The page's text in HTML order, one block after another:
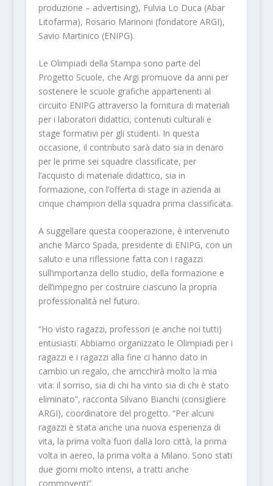
produzione – advertising), Fulvia Lo Duca (Abar
Litofarma), Rosario Marinoni (fondatore ARGI),
Savio Martinico (ENIPG).
Le Olimpiadi della Stampa sono parte del
Progetto Scuole, che Argi promuove da anni per
sostenere le scuole grafiche appartenenti al
circuito ENIPG attraverso la fornitura di materiali
per i laboratori didattici, contenuti culturali e
stage formativi per gli studenti. In questa
occasione, il contributo sarà dato sia in denaro
per le prime sei squadre classificate, per
l’acquisto di materiale didattico, sia in
formazione, con l’offerta di stage in azienda ai
cinque champion della squadra prima classificata.
A suggellare questa cooperazione, è intervenuto
anche Marco Spada, presidente di ENIPG, con un
saluto e una riflessione fatta con i ragazzi
sull’importanza dello studio, della formazione e
dell’impegno per costruire ciascuno la propria
professionalità nel futuro.
“Ho visto ragazzi, professori (e anche noi tutti)
entusiasti. Abbiamo organizzato le Olimpiadi per i
ragazzi e i ragazzi alla fine ci hanno dato in
cambio un regalo, che arricchirà molto la mia
vita: il sorriso, sia di chi ha vinto sia di chi è stato
eliminato”, racconta Silvano Bianchi (consigliere
ARGI), coordinatore del progetto. “Per alcuni
ragazzi è stata anche una nuova esperienza di
vita, la prima volta fuori dalla loro città, la prima
volta in aereo, la prima volta a Milano. Sono stati
due giorni molto intensi, a tratti anche
commoventi”.